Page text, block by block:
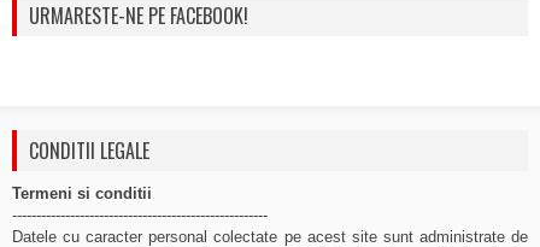
URMARESTE-NE PE FACEBOOK!
CONDITII LEGALE
Termeni si conditii
-----------------------------------------------------
Datele cu caracter personal colectate pe acest site sunt administrate de